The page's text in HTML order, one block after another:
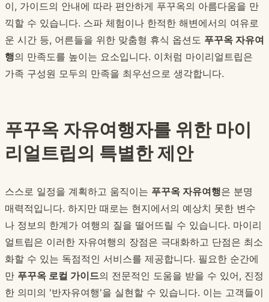
이, 가이드의 안내에 따라 편안하게 푸꾸옥의 아름다움을 만
끽할 수 있습니다. 스파 체험이나 한적한 해변에서의 여유로
운 시간 등, 어른들을 위한 맞춤형 휴식 옵션도 푸꾸옥 자유여
행의 만족도를 높이는 요소입니다. 이처럼 마이리얼트립은
가족 구성원 모두의 만족을 최우선으로 생각합니다.
푸꾸옥 자유여행자를 위한 마이
리얼트립의 특별한 제안
스스로 일정을 계획하고 움직이는 푸꾸옥 자유여행은 분명
매력적입니다. 하지만 때로는 현지에서의 예상치 못한 변수
나 정보의 한계가 여행의 질을 떨어뜨릴 수 있습니다. 마이리
얼트립은 이러한 자유여행의 장점은 극대화하고 단점은 최소
화할 수 있는 독점적인 서비스를 제공합니다. 필요한 순간에
만 푸꾸옥 로컬 가이드의 전문적인 도움을 받을 수 있어, 진정
한 의미의 '반자유여행'을 실현할 수 있습니다. 이는 고객들이